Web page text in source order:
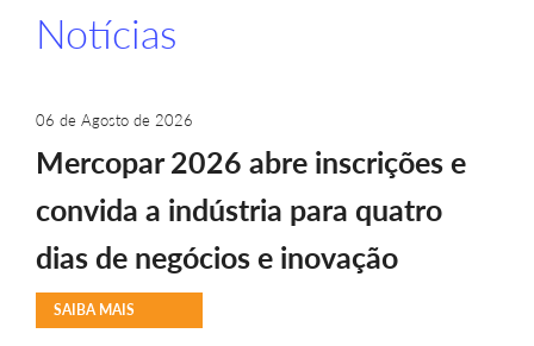
Notícias
06 de Agosto de 2026
Mercopar 2026 abre inscrições e
convida a indústria para quatro
dias de negócios e inovação
SAIBA MAIS